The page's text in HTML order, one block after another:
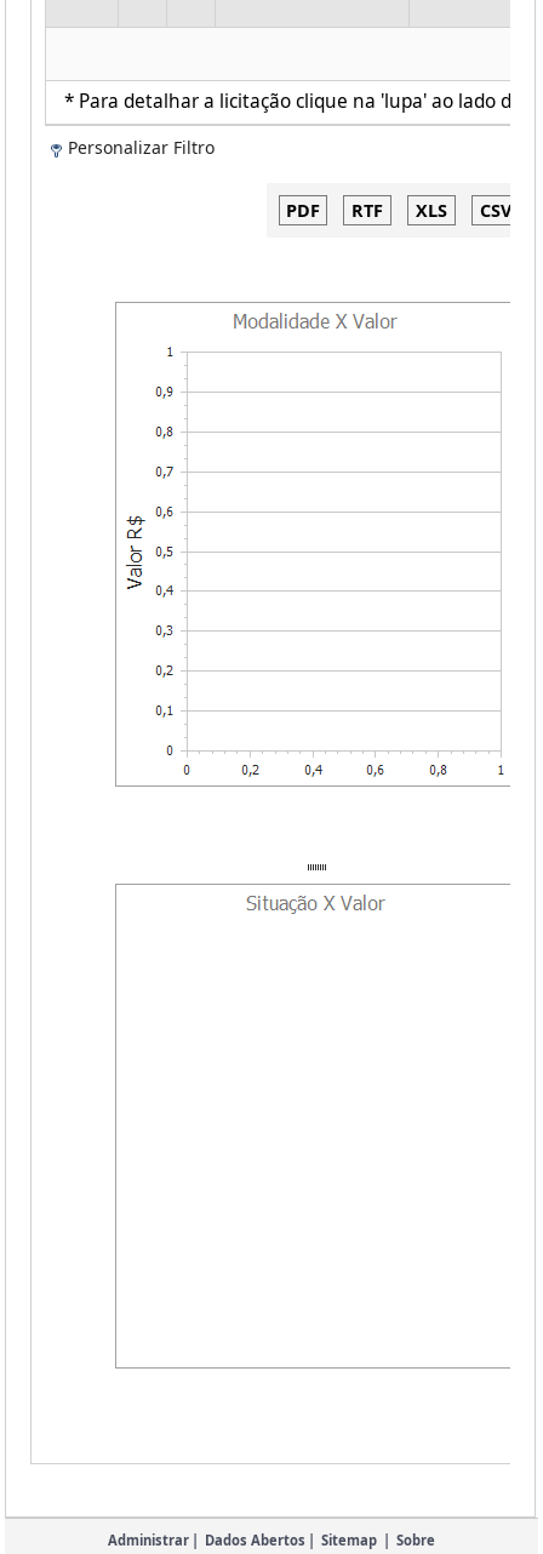
* Para detalhar a licitação clique na 'lupa' ao lado de
Personalizar Filtro
Administrar Dados Abertos Sitemap Sobre